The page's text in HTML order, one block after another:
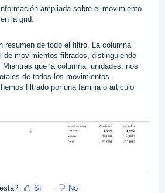
ampliada sobre el movimiento
la grid.
resumen de todo el filtro. La columna
de movimientos filtrados, distinguiendo
que la columna unidades, nos
de todos los movimientos.
filtrado por una familia o articulo
Sí No